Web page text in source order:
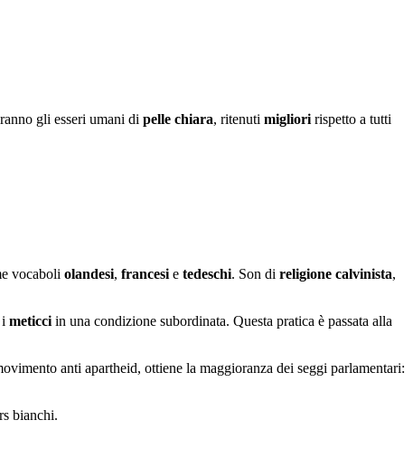
gli esseri umani di pelle chiara, ritenuti migliori rispetto a tutti
vocaboli olandesi, francesi e tedeschi. Son di religione calvinista,
i meticci in una condizione subordinata. Questa pratica è passata alla
anti apartheid, ottiene la maggioranza dei seggi parlamentari:
bianchi.